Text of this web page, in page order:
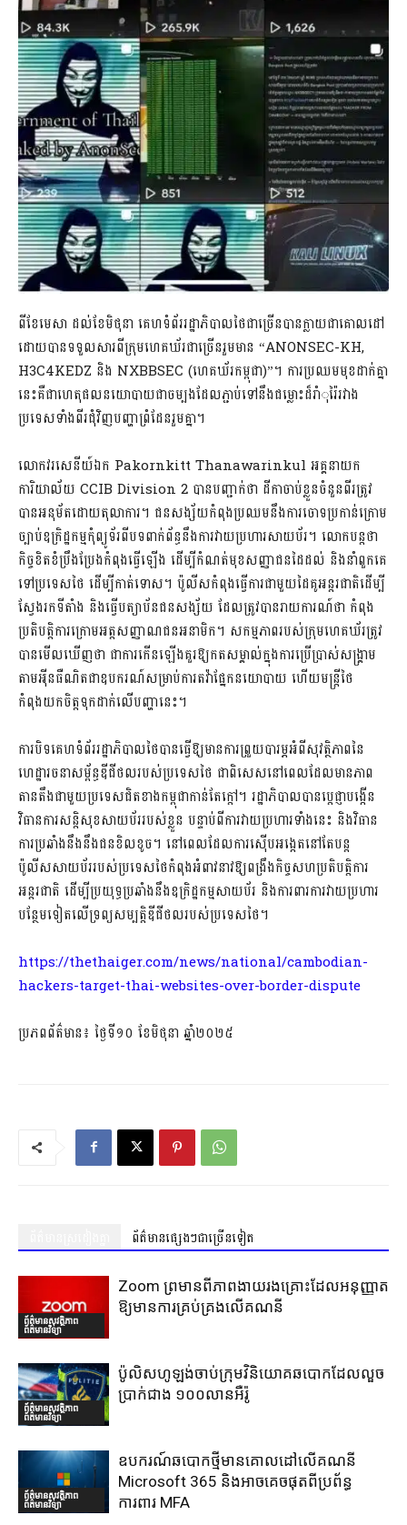
ពីខែមេសា ដល់ខែមិថុនា គេហទំព័ររដ្ឋាភិបាលថៃជាច្រើនបានក្លាយជាគោលដៅ
ដោយបានទទួលសារពីក្រុមហេគឃ័រជាច្រើនរួមមាន “ANONSEC-KH,
H3C4KEDZ និង NXBBSEC (ហេគឃ័រកម្ពុជា)”។ ការប្រឈមមុខដាក់គ្នា
នេះគឺជាហេតុផលនយោបាយជាចម្បងដែលភ្ជាប់ទៅនឹងជម្លោះដ៏រាំុរៃ៉រវាង
ប្រទេសទាំងពីរជុំវិញបញ្ហាព្រំដែនរួមគ្នា។
លោកវរសេនីយ៍ឯក Pakornkitt Thanawarinkul អគ្គនាយក
ការិយាល័យ CCIB Division 2 បានបញ្ជាក់ថា ដីកាចាប់ខ្លួនចំនួនពីរត្រូវ
បានអនុម័តដោយតុលាការ។ ជនសង្ស័យកំពុងប្រឈមនឹងការចោទប្រកាន់ក្រោម
ច្បាប់ឧក្រិដ្ឋកម្មកុំព្យូទ័រពីបទពាក់ព័ន្ធនឹងការវាយប្រហារសាយប័រ។ លោកបន្តថា
កិច្ចខិតខំប្រឹងប្រែងកំពុងធ្វើឡើង ដើម្បីកំណត់មុខសញ្ញាជនដៃដល់ និងនាំពួកគេ
ទៅប្រទេសថៃ ដើម្បីកាត់ទោស។ ប៉ូលីសកំពុងធ្វើការជាមួយដៃគូអន្តរជាតិដើម្បី
ស្វែងរកទីតាំង និងធ្វើបត្យាប័នជនសង្ស័យ ដែលត្រូវបានរាយការណ៍ថា កំពុង
ប្រតិបត្តិការក្រោមអត្តសញ្ញាណជនអនាមិក។ សកម្មភាពរបស់ក្រុមហេគឃ័រត្រូវ
បានមើលឃើញថា ជាការកើនឡើងគួរឱ្យកតសម្គាល់ក្នុងការប្រើប្រាស់សង្រ្គាម
តាមអុីនធឺណិតជាឧបករណ៍សម្រាប់ការតវ៉ាផ្នែកនយោបាយ ហើយមន្រ្តីថៃ
កំពុងយកចិត្តទុកដាក់លើបញ្ហានេះ។
ការបិទគេហទំព័ររដ្ឋាភិបាលថៃបានធ្វើឱ្យមានការព្រួយបារម្ភអំពីសុវត្ថិភាពនៃ
ហេដ្ឋារចនាសម្ព័ន្ធឌីជីថលរបស់ប្រទេសថៃ ជាពិសេសនៅពេលដែលមានភាព
តានតឹងជាមួយប្រទេសជិតខាងកម្ពុជាកាន់តែក្តៅ។ រដ្ឋាភិបាលបានប្តេជ្ញាបង្កើន
វិធានការសន្តិសុខសាយប័ររបស់ខ្លួន បន្ទាប់ពីការវាយប្រហារទាំងនេះ និងវិធាន
ការប្រឆាំងនឹងនឹងជនខិលខូច។ នៅពេលដែលការស៊ើបអង្កេតនៅតែបន្ត
ប៉ូលីសសាយប័ររបស់ប្រទេសថៃកំពុងអំពាវនាវឱ្យពង្រឹងកិច្ចសហប្រតិបត្តិការ
អន្តរជាតិ ដើម្បីប្រយុទ្ធប្រឆាំងនឹងឧក្រិដ្ឋកម្មសាយប័រ និងការពារការវាយប្រហារ
បន្ថែមទៀតលើទ្រព្យសម្បត្តិឌីជីថលរបស់ប្រទេសថៃ។
https://thethaiger.com/news/national/cambodian-
hackers-target-thai-websites-over-border-dispute
ប្រភពព័ត៌មាន៖ ថ្ងៃទី១០ ខែមិថុនា ឆ្នាំ២០២៥
ព័ត៌មានផ្សេងៗជាច្រើនទៀត
ព័ត៌មានសុវត្ថិភាព
ព័ត៌មានវិទ្យា
Zoom ព្រមានពីភាពងាយរងគ្រោះដែលអនុញ្ញាត
ឱ្យមានការគ្រប់គ្រងលើគណនី
ព័ត៌មានសុវត្ថិភាព
ព័ត៌មានវិទ្យា
ប៉ូលិសហូឡង់ចាប់ក្រុមវិនិយោគឆបោកដែលលួច
ប្រាក់ជាង ១០០លានអឺរ៉ូ
ព័ត៌មានសុវត្ថិភាព
ព័ត៌មានវិទ្យា
ឧបករណ៍ឆបោកថ្មីមានគោលដៅលើគណនី
Microsoft 365 និងអាចគេចផុតពីប្រព័ន្ធ
ការពារ MFA